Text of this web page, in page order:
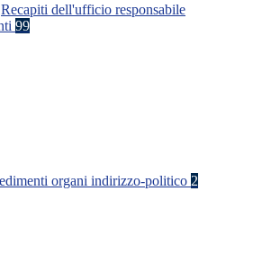
Recapiti dell'ufficio responsabile
99
organi indirizzo-politico 2